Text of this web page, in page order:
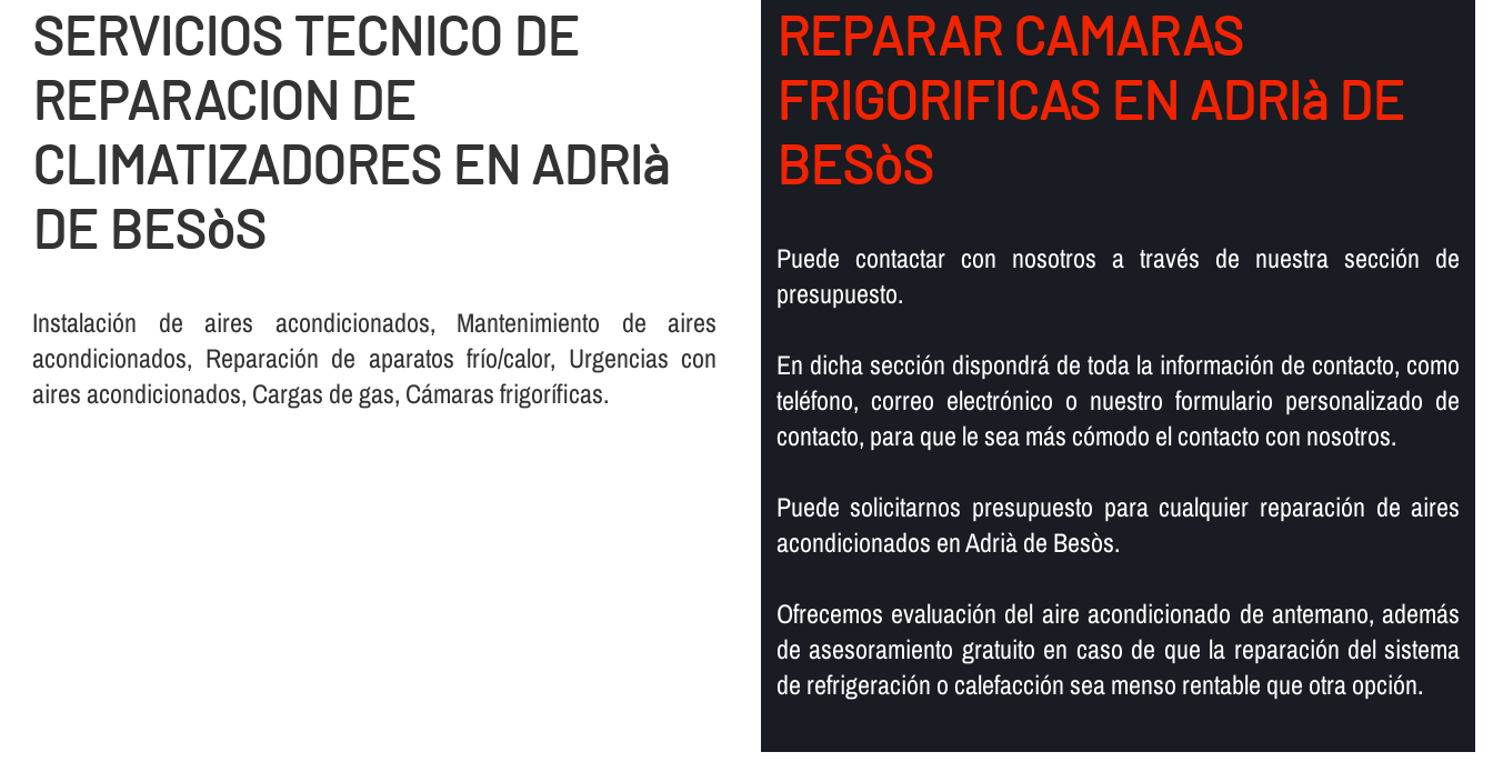
SERVICIOS TECNICO DE
REPARACION DE
CLIMATIZADORES EN ADRIà
DE BESòS
Instalación de aires acondicionados, Mantenimiento de aires
acondicionados, Reparación de aparatos frí­o/calor, Urgencias con
aires acondicionados, Cargas de gas, Cámaras frigorí­ficas.
REPARAR CAMARAS
FRIGORIFICAS EN ADRIà DE
BESòS
Puede contactar con nosotros a través de nuestra sección de
presupuesto.
En dicha sección dispondrá de toda la información de contacto, como
teléfono, correo electrónico o nuestro formulario personalizado de
contacto, para que le sea más cómodo el contacto con nosotros.
Puede solicitarnos presupuesto para cualquier reparación de aires
acondicionados en Adrià de Besòs.
Ofrecemos evaluación del aire acondicionado de antemano, además
de asesoramiento gratuito en caso de que la reparación del sistema
de refrigeración o calefacción sea menso rentable que otra opción.